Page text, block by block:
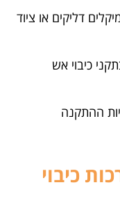
דליקים או ציוד
כיבוי אש
ההתקנה
כיבוי